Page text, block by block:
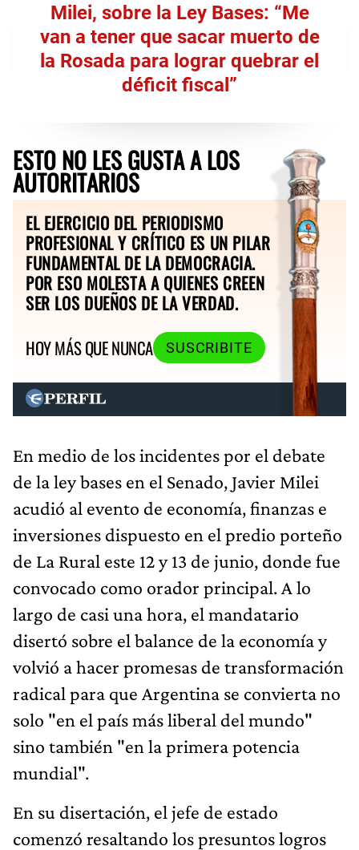
Milei, sobre la Ley Bases: “Me
van a tener que sacar muerto de
la Rosada para lograr quebrar el
déficit fiscal”
ESTO NO LES GUSTA A LOS
AUTORITARIOS
EL EJERCICIO DEL PERIODISMO
PROFESIONAL Y CRÍTICO ES UN PILAR
FUNDAMENTAL DE LA DEMOCRACIA.
POR ESO MOLESTA A QUIENES CREEN
SER LOS DUEÑOS DE LA VERDAD.
HOY MÁS QUE NUNCA
SUSCRIBITE
En medio de los incidentes por el debate
de la ley bases en el Senado, Javier Milei
acudió al evento de economía, finanzas e
inversiones dispuesto en el predio porteño
de La Rural este 12 y 13 de junio, donde fue
convocado como orador principal. A lo
largo de casi una hora, el mandatario
disertó sobre el balance de la economía y
volvió a hacer promesas de transformación
radical para que Argentina se convierta no
solo "en el país más liberal del mundo"
sino también "en la primera potencia
mundial".
En su disertación, el jefe de estado
comenzó resaltando los presuntos logros